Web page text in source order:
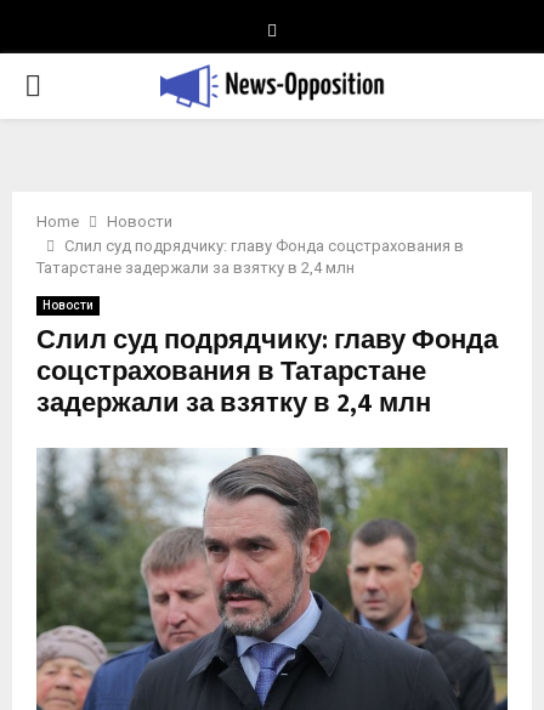
PRIMARY
Home
Новости
Слил суд подрядчику: главу Фонда соцстрахования в
Татарстане задержали за взятку в 2,4 млн
Новости
Слил суд подрядчику: главу Фонда
соцстрахования в Татарстане
задержали за взятку в 2,4 млн